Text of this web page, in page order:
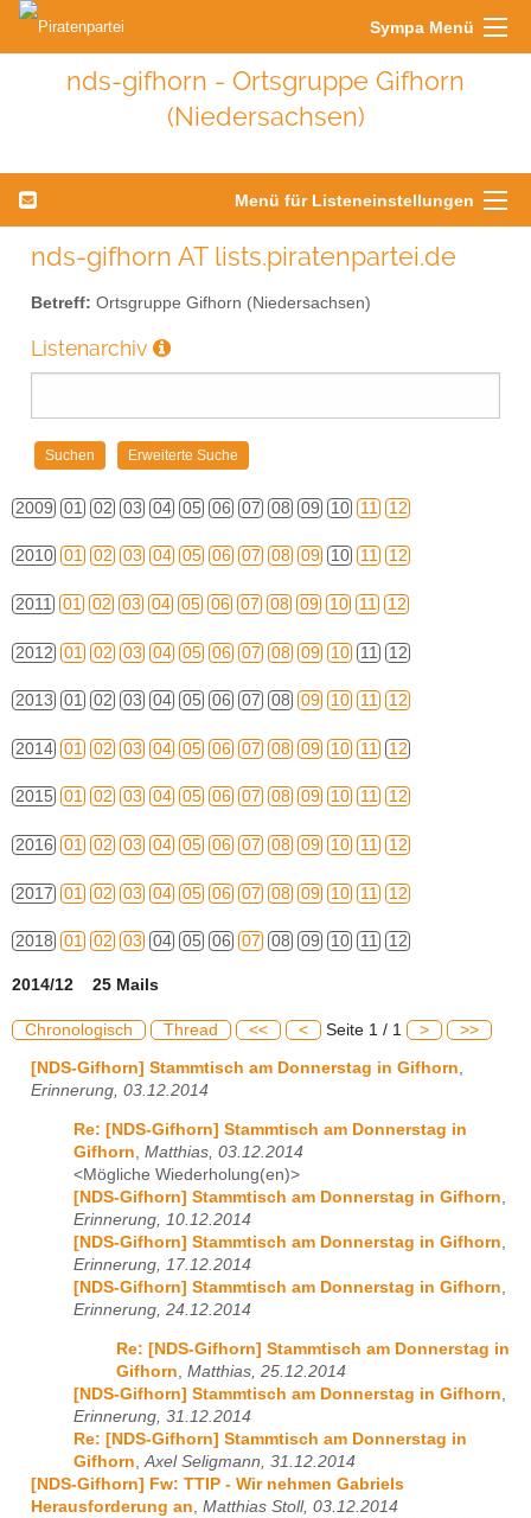
Sympa Menü
nds-gifhorn - Ortsgruppe Gifhorn
(Niedersachsen)
Menü für Listeneinstellungen
nds-gifhorn AT lists.piratenpartei.de
Betreff: Ortsgruppe Gifhorn (Niedersachsen)
Listenarchiv
2009 01 02 03 04 05 06 07 08 09 10 11 12
2010 01 02 03 04 05 06 07 08 09 10 11 12
2011 01 02 03 04 05 06 07 08 09 10 11 12
2012 01 02 03 04 05 06 07 08 09 10 11 12
2013 01 02 03 04 05 06 07 08 09 10 11 12
2014 01 02 03 04 05 06 07 08 09 10 11 12
2015 01 02 03 04 05 06 07 08 09 10 11 12
2016 01 02 03 04 05 06 07 08 09 10 11 12
2017 01 02 03 04 05 06 07 08 09 10 11 12
2018 01 02 03 04 05 06 07 08 09 10 11 12
2014/12 25 Mails
Chronologisch Thread << < Seite 1 / 1 > >>
[NDS-Gifhorn] Stammtisch am Donnerstag in Gifhorn,
Erinnerung, 03.12.2014
Re: [NDS-Gifhorn] Stammtisch am Donnerstag in
Gifhorn Matthias, 03.12.2014
<Mögliche Wiederholung(en)>
[NDS-Gifhorn] Stammtisch am Donnerstag in Gifhorn
Erinnerung, 10.12.2014
[NDS-Gifhorn] Stammtisch am Donnerstag in Gifhorn
Erinnerung, 17.12.2014
[NDS-Gifhorn] Stammtisch am Donnerstag in Gifhorn
Erinnerung, 24.12.2014
Re: [NDS-Gifhorn] Stammtisch am Donnerstag in
Gifhorn Matthias, 25.12.2014
[NDS-Gifhorn] Stammtisch am Donnerstag in Gifhorn
Erinnerung, 31.12.2014
Re: [NDS-Gifhorn] Stammtisch am Donnerstag in
Gifhorn Axel Seligmann, 31.12.2014
[NDS-Gifhorn] Fw: TTIP - Wir nehmen Gabriels
Herausforderung an Matthias Stoll, 03.12.2014